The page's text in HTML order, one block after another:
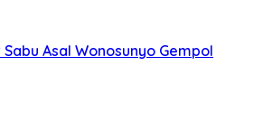
Asal Wonosunyo Gempol